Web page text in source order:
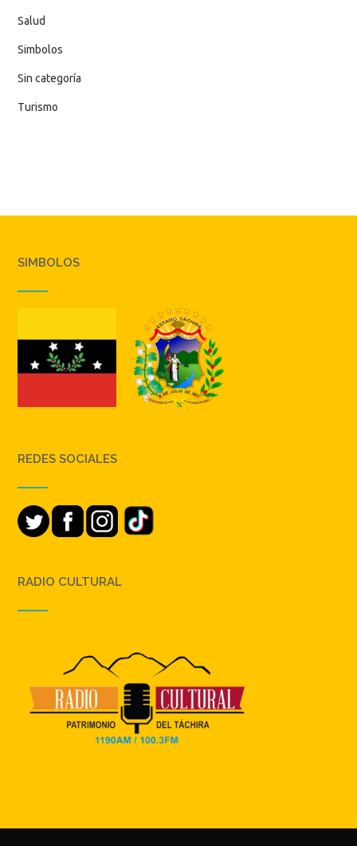
Salud
Simbolos
Sin categoría
Turismo
SIMBOLOS
REDES SOCIALES
RADIO CULTURAL